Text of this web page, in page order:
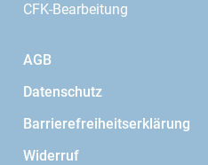
CFK-Bearbeitung
AGB
Datenschutz
Barrierefreiheitserklärung
Widerruf